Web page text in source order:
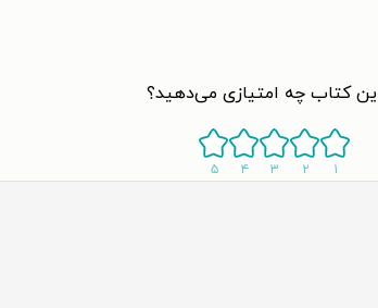
کتاب چه امتیازی می‌دهید؟
۱ ۲ ۳ ۴ ۵